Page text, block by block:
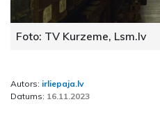
Foto: TV Kurzeme, Lsm.lv
Autors: irliepaja.lv
Datums: 16.11.2023